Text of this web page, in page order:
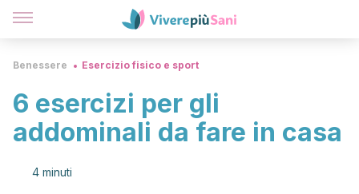
Benessere Esercizio fisico e sport
6 esercizi per gli
addominali da fare in casa
4 minuti